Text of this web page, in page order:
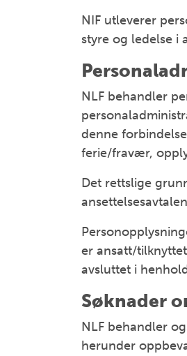
NIF utleverer
styre og ledelse i
NLF behandler
denne
ferie/fravær,
Det rettslige
er ansatt/
avsluttet i
Søknader
NLF behandler
herunder